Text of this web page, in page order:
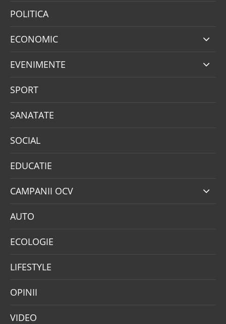
POLITICA
ECONOMIC
EVENIMENTE
SPORT
SANATATE
SOCIAL
EDUCATIE
CAMPANII OCV
AUTO
ECOLOGIE
LIFESTYLE
OPINII
VIDEO